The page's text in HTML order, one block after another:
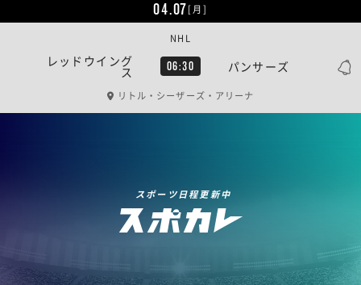
04.07[月]
レッドウイング
ス 06:30 パンサーズ
NHL
リトル・シーザーズ・アリーナ
スポーツ日程更新中